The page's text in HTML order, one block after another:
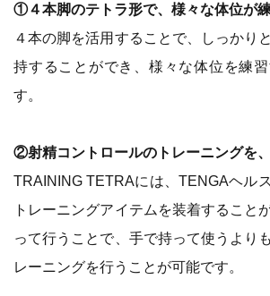
①４本脚のテトラ形で、様々な体位が
４本の脚を活用することで、しっかり
持することができ、様々な体位を練
す。
②射精コントロールのトレーニングを
TRAINING TETRAには、TENGAヘル
トレーニングアイテムを装着すること
って行うことで、手で持って使うより
レーニングを行うことが可能です。